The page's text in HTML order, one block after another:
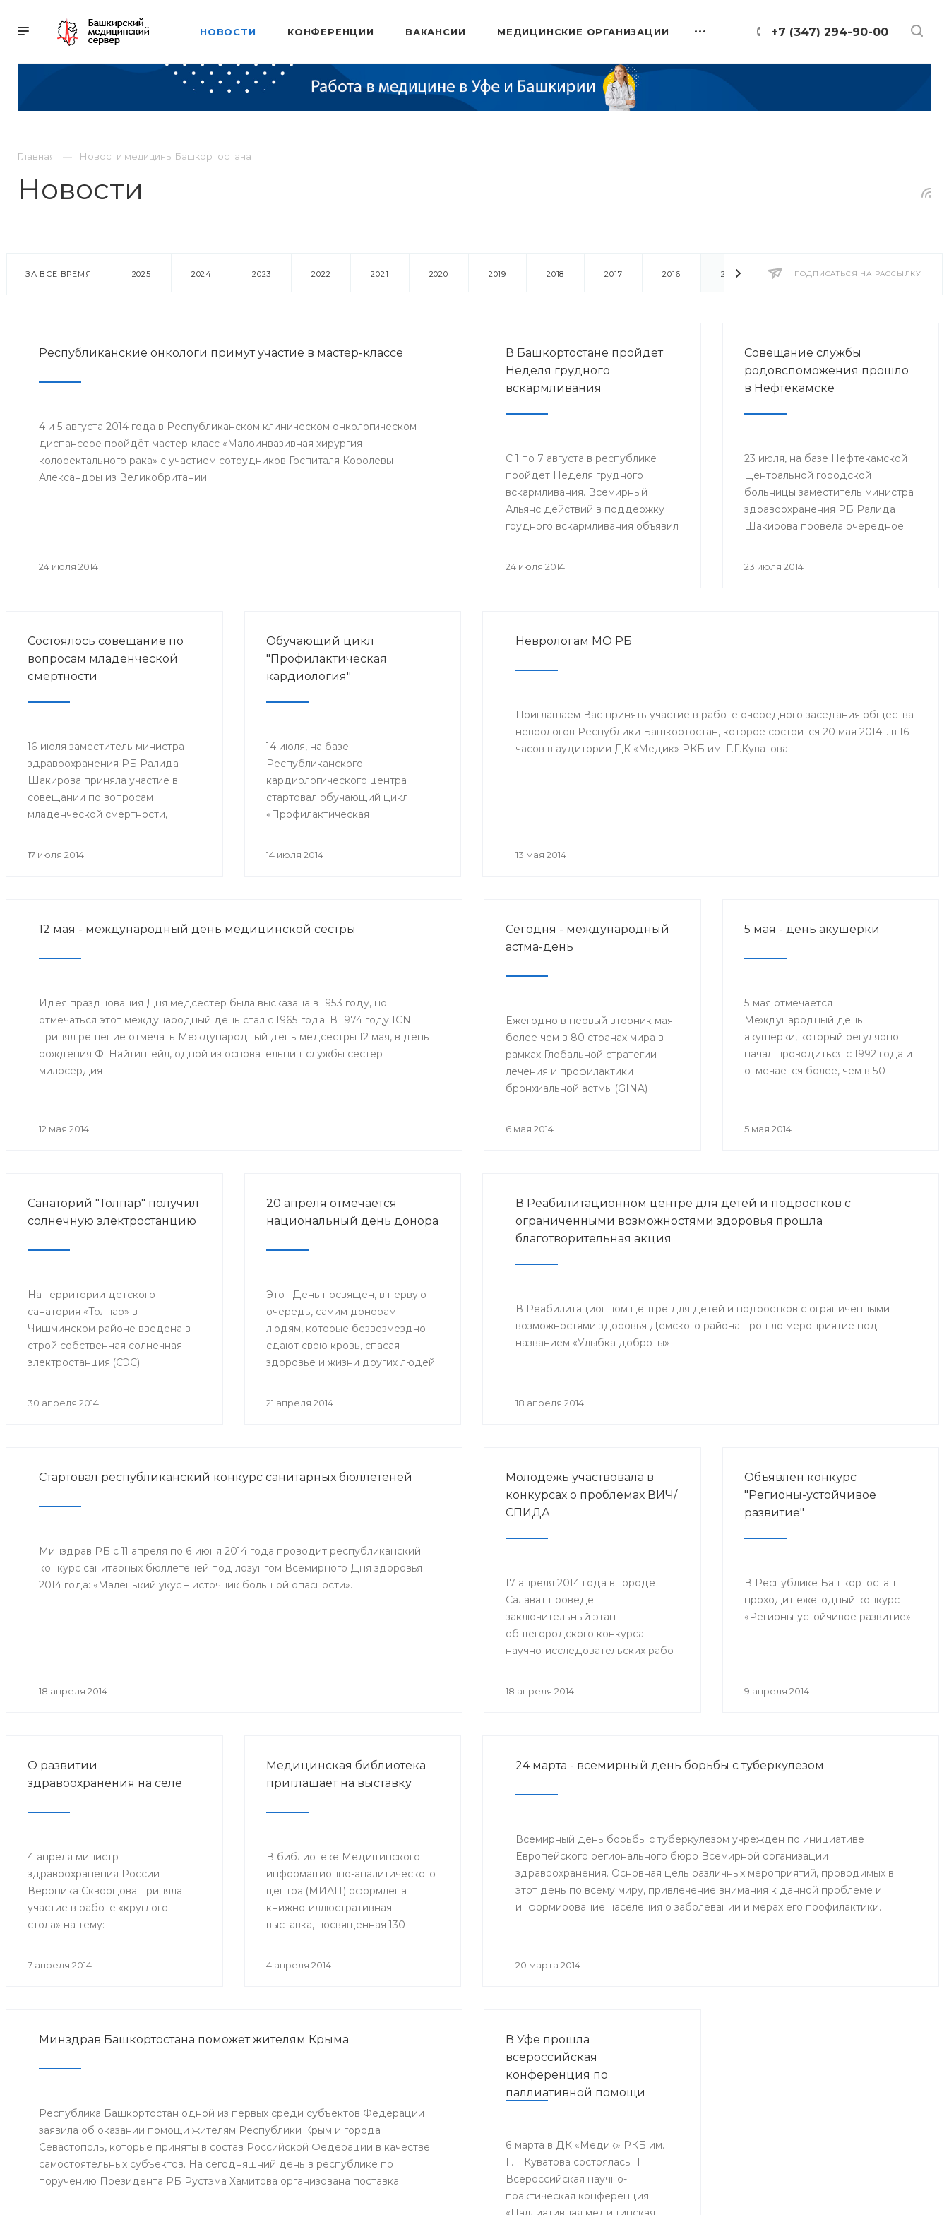
+7 (347) 294-90-00
НОВОСТИ КОНФЕРЕНЦИИ ВАКАНСИИ МЕДИЦИНСКИЕ ОРГАНИЗАЦИИ
Главная Новости медицины Башкортостана
Новости
ПОДПИСАТЬСЯ НА РАССЫЛКУ
ЗА ВСЕ ВРЕМЯ 2025 2024 2023 2022 2021 2020 2019 2018 2017 2016 2014 2013 2012 2011
Республиканские онкологи примут участие в мастер-классе
4 и 5 августа 2014 года в Республиканском клиническом онкологическом
диспансере пройдёт мастер-класс «Малоинвазивная хирургия
колоректального рака» с участием сотрудников Госпиталя Королевы
Александры из Великобритании.
24 июля 2014
В Башкортостане пройдет
Неделя грудного
вскармливания
С 1 по 7 августа в республике
пройдет Неделя грудного
вскармливания. Всемирный
Альянс действий в поддержку
грудного вскармливания объявил
24 июля 2014
Совещание службы
родовспоможения прошло
в Нефтекамске
23 июля, на базе Нефтекамской
Центральной городской
больницы заместитель министра
здравоохранения РБ Ралида
Шакирова провела очередное
23 июля 2014
Состоялось совещание по
вопросам младенческой
смертности
16 июля заместитель министра
здравоохранения РБ Ралида
Шакирова приняла участие в
совещании по вопросам
младенческой смертности,
17 июля 2014
Обучающий цикл
"Профилактическая
кардиология"
14 июля, на базе
Республиканского
кардиологического центра
стартовал обучающий цикл
«Профилактическая
клиники Лондона.
14 июля 2014
Неврологам МО РБ
Приглашаем Вас принять участие в работе очередного заседания общества
неврологов Республики Башкортостан, которое состоится 20 мая 2014г. в 16
часов в аудитории ДК «Медик» РКБ им. Г.Г.Куватова.
13 мая 2014
12 мая - международный день медицинской сестры
Идея празднования Дня медсестёр была высказана в 1953 году, но
отмечаться этот международный день стал с 1965 года. В 1974 году ICN
принял решение отмечать Международный день медсестры 12 мая, в день
рождения Ф. Найтингейл, одной из основательниц службы сестёр
милосердия
12 мая 2014
Сегодня - международный
астма-день
Ежегодно в первый вторник мая
более чем в 80 странах мира в
рамках Глобальной стратегии
лечения и профилактики
бронхиальной астмы (GINA)
6 мая 2014
5 мая - день акушерки
5 мая отмечается
Международный день
акушерки, который регулярно
начал проводиться с 1992 года и
отмечается более, чем в 50
5 мая 2014
Санаторий "Толпар" получил
солнечную электростанцию
На территории детского
санатория «Толпар» в
Чишминском районе введена в
строй собственная солнечная
электростанция (СЭС)
30 апреля 2014
20 апреля отмечается
национальный день донора
Этот День посвящен, в первую
очередь, самим донорам -
людям, которые безвозмездно
сдают свою кровь, спасая
здоровье и жизни других людей.
21 апреля 2014
В Реабилитационном центре для детей и подростков с
ограниченными возможностями здоровья прошла
благотворительная акция
В Реабилитационном центре для детей и подростков с ограниченными
возможностями здоровья Дёмского района прошло мероприятие под
названием «Улыбка доброты»
18 апреля 2014
Стартовал республиканский конкурс санитарных бюллетеней
Минздрав РБ с 11 апреля по 6 июня 2014 года проводит республиканский
конкурс санитарных бюллетеней под лозунгом Всемирного Дня здоровья
2014 года: «Маленький укус – источник большой опасности».
18 апреля 2014
Молодежь участвовала в
конкурсах о проблемах ВИЧ/
СПИДА
17 апреля 2014 года в городе
Салават проведен
заключительный этап
общегородского конкурса
научно-исследовательских работ
18 апреля 2014
Объявлен конкурс
"Регионы-устойчивое
развитие"
В Республике Башкортостан
проходит ежегодный конкурс
«Регионы-устойчивое развитие».
9 апреля 2014
О развитии
здравоохранения на селе
4 апреля министр
здравоохранения России
Вероника Скворцова приняла
участие в работе «круглого
стола» на тему:
7 апреля 2014
Медицинская библиотека
приглашает на выставку
В библиотеке Медицинского
информационно-аналитического
центра (МИАЦ) оформлена
книжно-иллюстративная
выставка, посвященная 130 -
4 апреля 2014
24 марта - всемирный день борьбы с туберкулезом
Всемирный день борьбы с туберкулезом учрежден по инициативе
Европейского регионального бюро Всемирной организации
здравоохранения. Основная цель различных мероприятий, проводимых в
этот день по всему миру, привлечение внимания к данной проблеме и
информирование населения о заболевании и мерах его профилактики.
20 марта 2014
Минздрав Башкортостана поможет жителям Крыма
Республика Башкортостан одной из первых среди субъектов Федерации
заявила об оказании помощи жителям Республики Крым и города
Севастополь, которые приняты в состав Российской Федерации в качестве
самостоятельных субъектов. На сегодняшний день в республике по
поручению Президента РБ Рустэма Хамитова организована поставка
В Уфе прошла
всероссийская
конференция по
паллиативной помощи
6 марта в ДК «Медик» РКБ им.
Г.Г. Куватова состоялась II
Всероссийская научно-
практическая конференция